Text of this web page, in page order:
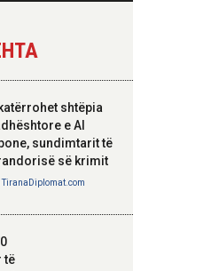
takim me
të lartë të
Angazhim i
për
shtëpia
e Al
sundimtarit të
së krimit
TiranaDiplomat.com
të